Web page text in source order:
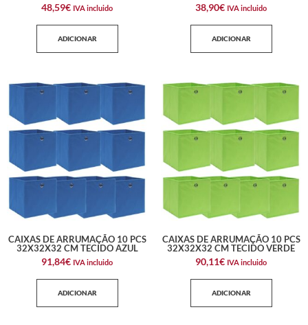
48,59€ IVA incluido
ADICIONAR
38,90€ IVA incluido
ADICIONAR
CAIXAS DE ARRUMAÇÃO 10 PCS
32X32X32 CM TECIDO AZUL
91,84€ IVA incluido
ADICIONAR
CAIXAS DE ARRUMAÇÃO 10 PCS
32X32X32 CM TECIDO VERDE
90,11€ IVA incluido
ADICIONAR